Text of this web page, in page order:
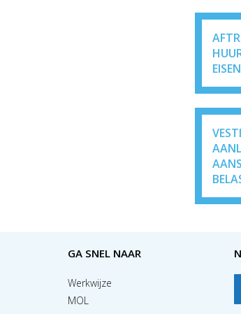
GA SNEL NAAR
Werkwijze
MOL